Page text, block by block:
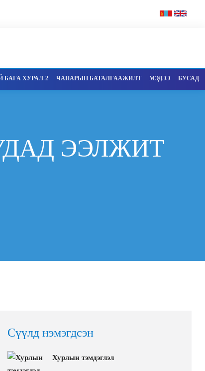
ХУРАЛ-2 ЧАНАРЫН БАТАЛГААЖИЛТ МЭДЭЭ БУСАД
ЭЭЛЖИТ
Сүүлд нэмэгдсэн
Хурлын тэмдэглэл